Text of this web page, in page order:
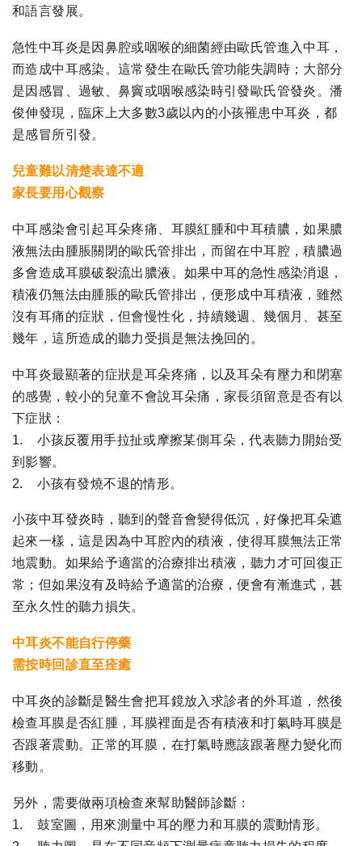
和語言發展。
急性中耳炎是因鼻腔或咽喉的細菌經由歐氏管進入中耳，
而造成中耳感染。這常發生在歐氏管功能失調時；大部分
是因感冒、過敏、鼻竇或咽喉感染時引發歐氏管發炎。潘
俊伸發現，臨床上大多數3歲以內的小孩罹患中耳炎，都
是感冒所引發。
兒童難以清楚表達不適
家長要用心觀察
中耳感染會引起耳朵疼痛、耳膜紅腫和中耳積膿，如果膿
液無法由腫脹關閉的歐氏管排出，而留在中耳腔，積膿過
多會造成耳膜破裂流出膿液。如果中耳的急性感染消退，
積液仍無法由腫脹的歐氏管排出，便形成中耳積液，雖然
沒有耳痛的症狀，但會慢性化，持續幾週、幾個月、甚至
幾年，這所造成的聽力受損是無法挽回的。
中耳炎最顯著的症狀是耳朵疼痛，以及耳朵有壓力和閉塞
的感覺，較小的兒童不會說耳朵痛，家長須留意是否有以
下症狀：
1. 小孩反覆用手拉扯或摩擦某側耳朵，代表聽力開始受
到影響。
2. 小孩有發燒不退的情形。
小孩中耳發炎時，聽到的聲音會變得低沉，好像把耳朵遮
起來一樣，這是因為中耳腔內的積液，使得耳膜無法正常
地震動。如果給予適當的治療排出積液，聽力才可回復正
常；但如果沒有及時給予適當的治療，便會有漸進式，甚
至永久性的聽力損失。
中耳炎不能自行停藥
需按時回診直至痊癒
中耳炎的診斷是醫生會把耳鏡放入求診者的外耳道，然後
檢查耳膜是否紅腫，耳膜裡面是否有積液和打氣時耳膜是
否跟著震動。正常的耳膜，在打氣時應該跟著壓力變化而
移動。
另外，需要做兩項檢查來幫助醫師診斷：
1. 鼓室圖，用來測量中耳的壓力和耳膜的震動情形。